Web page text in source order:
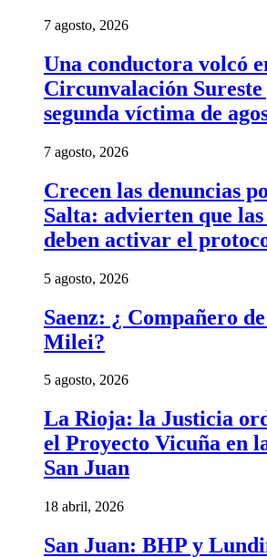
7 agosto, 2026
Una conductora volcó
Circunvalación
segunda víctima de
7 agosto, 2026
Crecen las denuncias
Salta: advierten que las
deben activar el
5 agosto, 2026
Saenz: ¿ Compañero
Milei?
5 agosto, 2026
La Rioja: la Justicia
el Proyecto Vicuña en
San Juan
18 abril, 2026
San Juan: BHP y